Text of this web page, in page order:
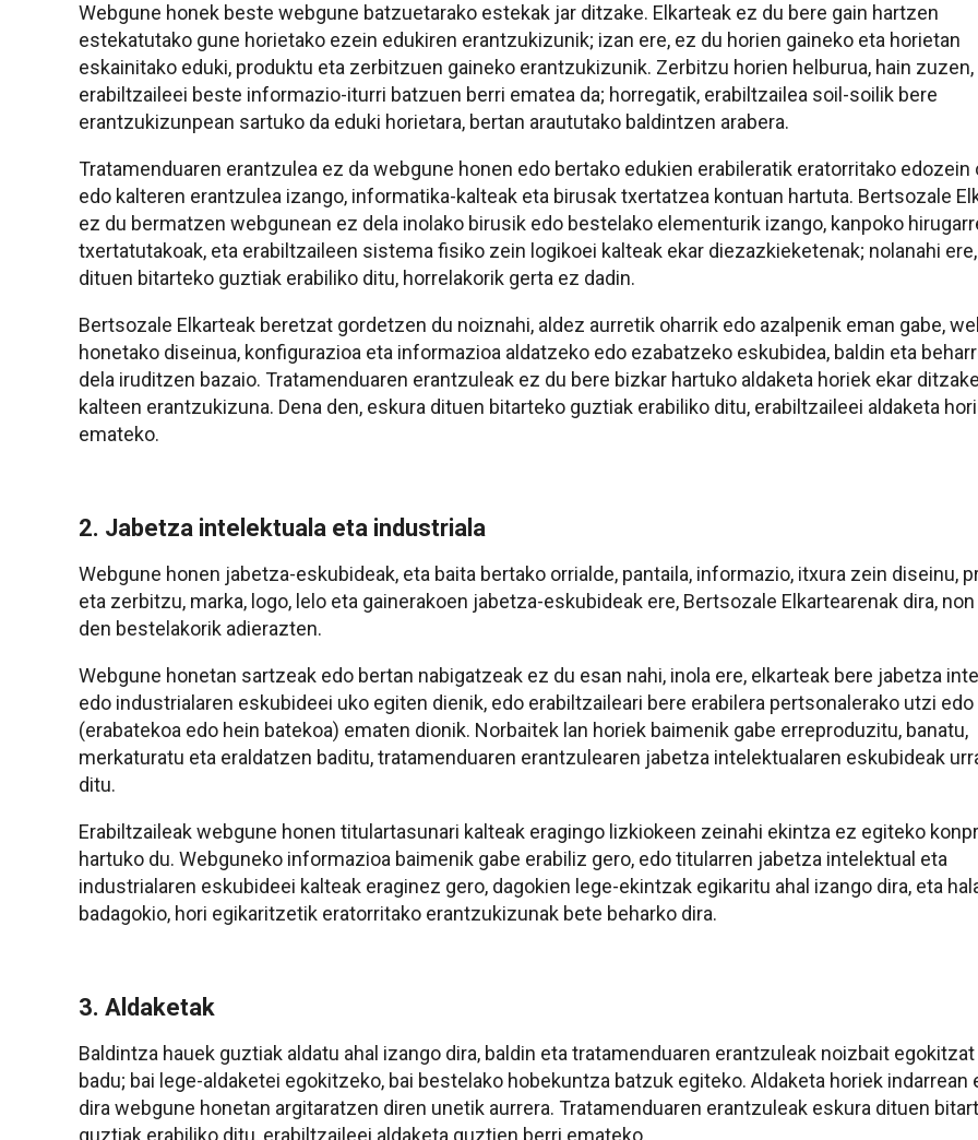
Webgune honek beste webgune batzuetarako estekak jar ditzake. Elkarteak ez du bere gain hartzen
estekatutako gune horietako ezein edukiren erantzukizunik; izan ere, ez du horien gaineko eta horietan
eskainitako eduki, produktu eta zerbitzuen gaineko erantzukizunik. Zerbitzu horien helburua, hain zuzen,
erabiltzaileei beste informazio-iturri batzuen berri ematea da; horregatik, erabiltzailea soil-soilik bere
erantzukizunpean sartuko da eduki horietara, bertan araututako baldintzen arabera.
Tratamenduaren erantzulea ez da webgune honen edo bertako edukien erabileratik eratorritako edozein
edo kalteren erantzulea izango, informatika-kalteak eta birusak txertatzea kontuan hartuta. Bertsozale
ez du bermatzen webgunean ez dela inolako birusik edo bestelako elementurik izango, kanpoko
txertatutakoak, eta erabiltzaileen sistema fisiko zein logikoei kalteak ekar diezazkieketenak; nolanahi
dituen bitarteko guztiak erabiliko ditu, horrelakorik gerta ez dadin.
Bertsozale Elkarteak beretzat gordetzen du noiznahi, aldez aurretik oharrik edo azalpenik eman gabe,
honetako diseinua, konfigurazioa eta informazioa aldatzeko edo ezabatzeko eskubidea, baldin eta
dela iruditzen bazaio. Tratamenduaren erantzuleak ez du bere bizkar hartuko aldaketa horiek ekar
kalteen erantzukizuna. Dena den, eskura dituen bitarteko guztiak erabiliko ditu, erabiltzaileei aldaketa
emateko.
2. Jabetza intelektuala eta industriala
Webgune honen jabetza-eskubideak, eta baita bertako orrialde, pantaila, informazio, itxura zein diseinu,
eta zerbitzu, marka, logo, lelo eta gainerakoen jabetza-eskubideak ere, Bertsozale Elkartearenak dira,
den bestelakorik adierazten.
Webgune honetan sartzeak edo bertan nabigatzeak ez du esan nahi, inola ere, elkarteak bere jabetza
edo industrialaren eskubideei uko egiten dienik, edo erabiltzaileari bere erabilera pertsonalerako utzi edo
(erabatekoa edo hein batekoa) ematen dionik. Norbaitek lan horiek baimenik gabe erreproduzitu, banatu,
merkaturatu eta eraldatzen baditu, tratamenduaren erantzulearen jabetza intelektualaren eskubideak
ditu.
Erabiltzaileak webgune honen titulartasunari kalteak eragingo lizkiokeen zeinahi ekintza ez egiteko
hartuko du. Webguneko informazioa baimenik gabe erabiliz gero, edo titularren jabetza intelektual eta
industrialaren eskubideei kalteak eraginez gero, dagokien lege-ekintzak egikaritu ahal izango dira, eta
badagokio, hori egikaritzetik eratorritako erantzukizunak bete beharko dira.
3. Aldaketak
Baldintza hauek guztiak aldatu ahal izango dira, baldin eta tratamenduaren erantzuleak noizbait
badu; bai lege-aldaketei egokitzeko, bai bestelako hobekuntza batzuk egiteko. Aldaketa horiek indarrean
dira webgune honetan argitaratzen diren unetik aurrera. Tratamenduaren erantzuleak eskura dituen
guztiak erabiliko ditu, erabiltzaileei aldaketa guztien berri emateko.